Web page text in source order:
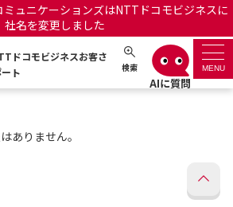
ュニケーションズはNTTドコモビジネスに
社名を変更しました
ドコモビジネスお客さ
ト
検索 MENU
スお客さまサポート 日本語 English
ら探す
ありません。